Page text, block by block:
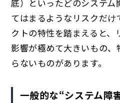
底）といったどのシステム
てはまるようなリスクだけ
クトの特性を踏まえると
影響が極めて大きいもの
らないものがあります。
一般的な“システム障